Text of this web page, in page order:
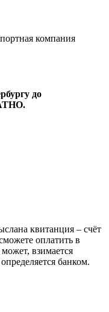
компания
до
квитанция – счёт
оплатить в
взимается
банком.